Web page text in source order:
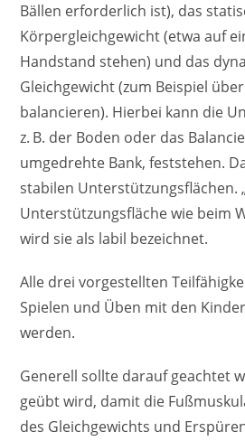
Bällen erforderlich ist), das
Körpergleichgewicht (etwa auf
Handstand stehen) und das
Gleichgewicht (zum Beispiel
balancieren). Hierbei kann die
z. B. der Boden oder das
umgedrehte Bank, feststehen.
stabilen Unterstützungsflächen.
Unterstützungsfläche wie beim
wird sie als labil bezeichnet.
Alle drei vorgestellten
Spielen und Üben mit den
werden.
Generell sollte darauf geachtet
geübt wird, damit die
des Gleichgewichts und